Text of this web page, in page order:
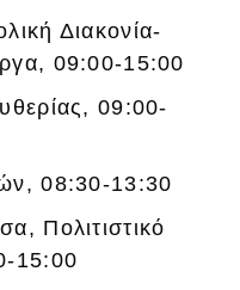
Διακονία-
09:00-15:00
09:00-
08:30-13:30
Πολιτιστικό
15:00